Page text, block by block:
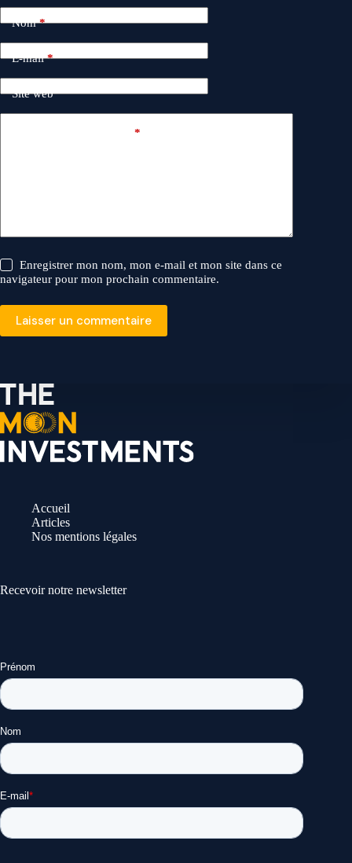
Nom*
E-mail*
Site web
*
Enregistrer mon nom, mon e-mail et mon site dans ce
navigateur pour mon prochain commentaire.
Laisser un commentaire
Accueil
Articles
Nos mentions légales
Recevoir notre newsletter